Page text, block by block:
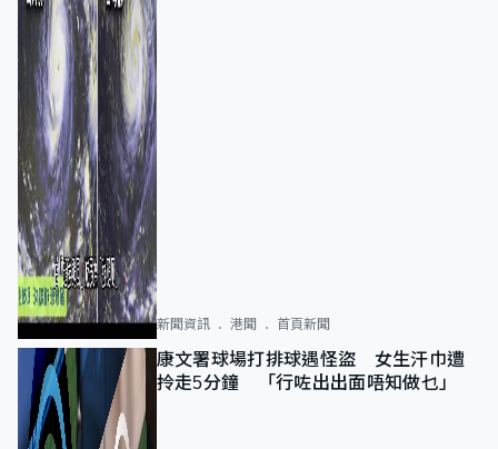
新聞資訊 港聞 首頁新聞
康文署球場打排球遇怪盜 女生汗巾遭
拎走5分鐘 「行咗出出面唔知做乜」